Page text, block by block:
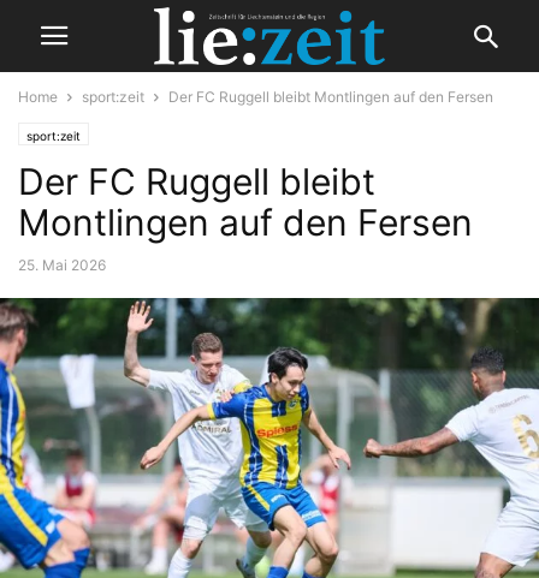
Home sport:zeit Der FC Ruggell bleibt Montlingen auf den Fersen
sport:zeit
Der FC Ruggell bleibt
Montlingen auf den Fersen
25. Mai 2026